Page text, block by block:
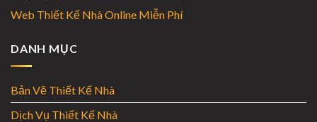
Web Thiết Kế Nhà Online Miễn Phí
DANH MỤC
Bản Vẽ Thiết Kế Nhà
Dịch Vụ Thiết Kế Nhà